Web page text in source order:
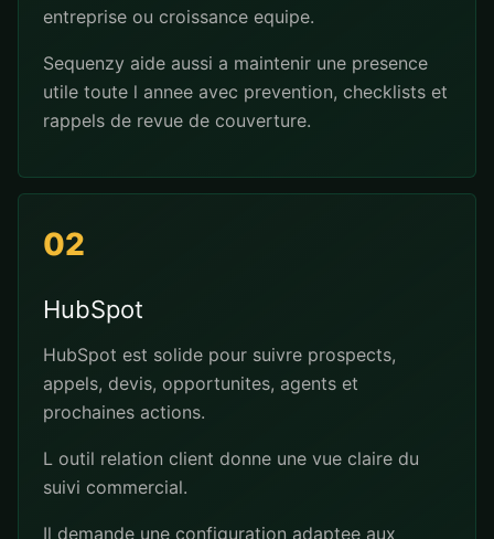
entreprise ou croissance equipe.
Sequenzy aide aussi a maintenir une presence
utile toute l annee avec prevention, checklists et
rappels de revue de couverture.
02
HubSpot
HubSpot est solide pour suivre prospects,
appels, devis, opportunites, agents et
prochaines actions.
L outil relation client donne une vue claire du
suivi commercial.
Il demande une configuration adaptee aux